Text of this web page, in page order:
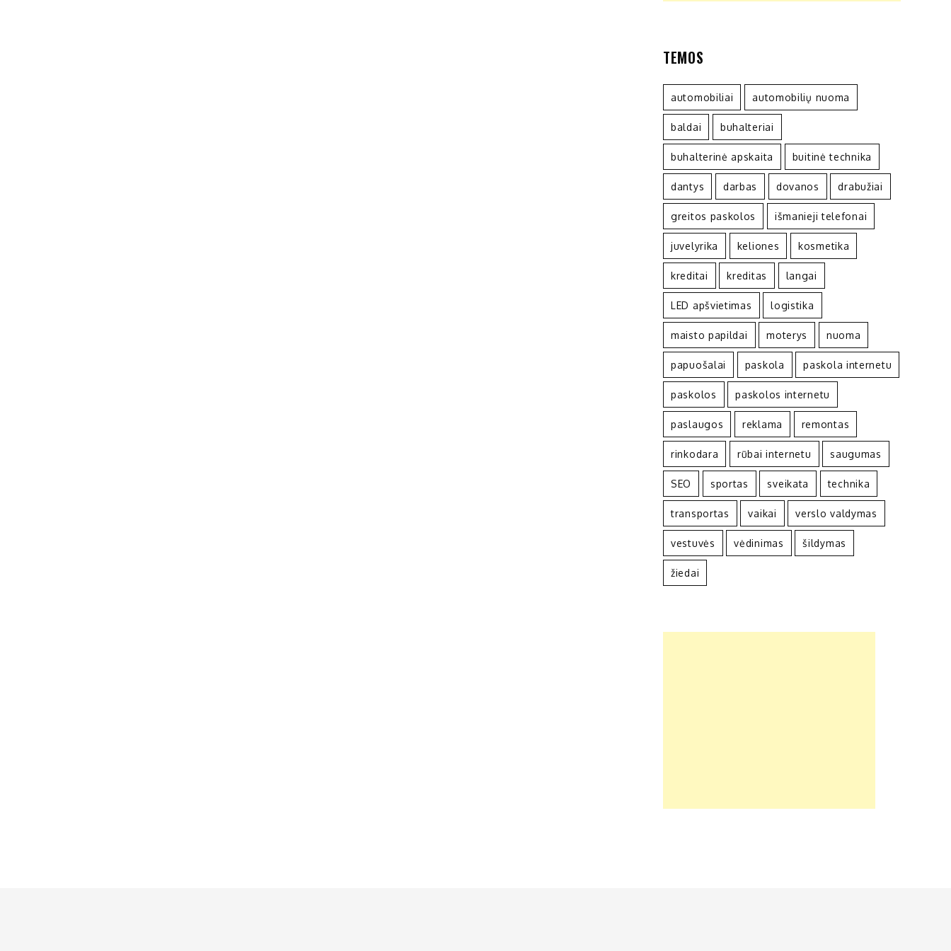
TEMOS
automobiliai automobilių nuoma
baldai buhalteriai
buhalterinė apskaita buitinė technika
dantys darbas dovanos drabužiai
greitos paskolos išmanieji telefonai
juvelyrika keliones kosmetika
kreditai kreditas langai
LED apšvietimas logistika
maisto papildai moterys nuoma
papuošalai paskola paskola internetu
paskolos paskolos internetu
paslaugos reklama remontas
rinkodara rūbai internetu saugumas
SEO sportas sveikata technika
transportas vaikai verslo valdymas
vestuvės vėdinimas šildymas
žiedai